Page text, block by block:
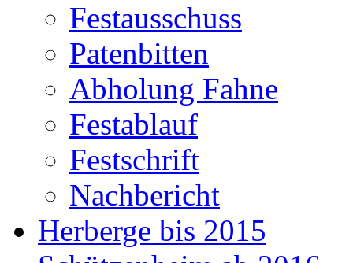
Festausschuss
Patenbitten
Abholung Fahne
Festablauf
Festschrift
Nachbericht
Herberge bis 2015